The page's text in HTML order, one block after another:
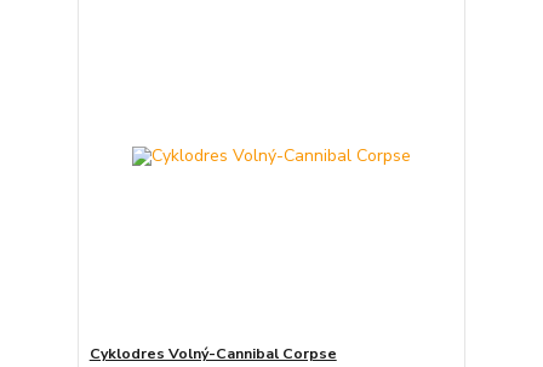
Cyklodres Volný-Cannibal Corpse